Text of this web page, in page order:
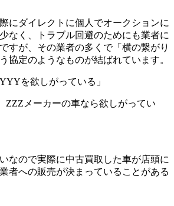
にダイレクトに個人でオークションに
なく、トラブル回避のためにも業者に
すが、その業者の多くで「横の繋がり
協定のようなものが結ばれています。
を欲しがっている」
ZZZメーカーの車なら欲しがってい
なので実際に中古買取した車が店頭に
者への販売が決まっていることがある